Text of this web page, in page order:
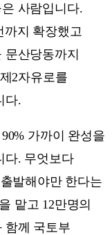
사람입니다.
까지 확장했고
문산당동까지
2자유로를
다.
가까이 완성을
다. 무엇보다
발해야만 한다는
맡고 12만명의
함께 국토부